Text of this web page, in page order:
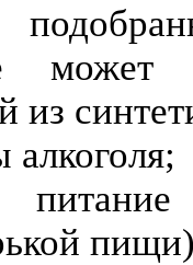
может
из